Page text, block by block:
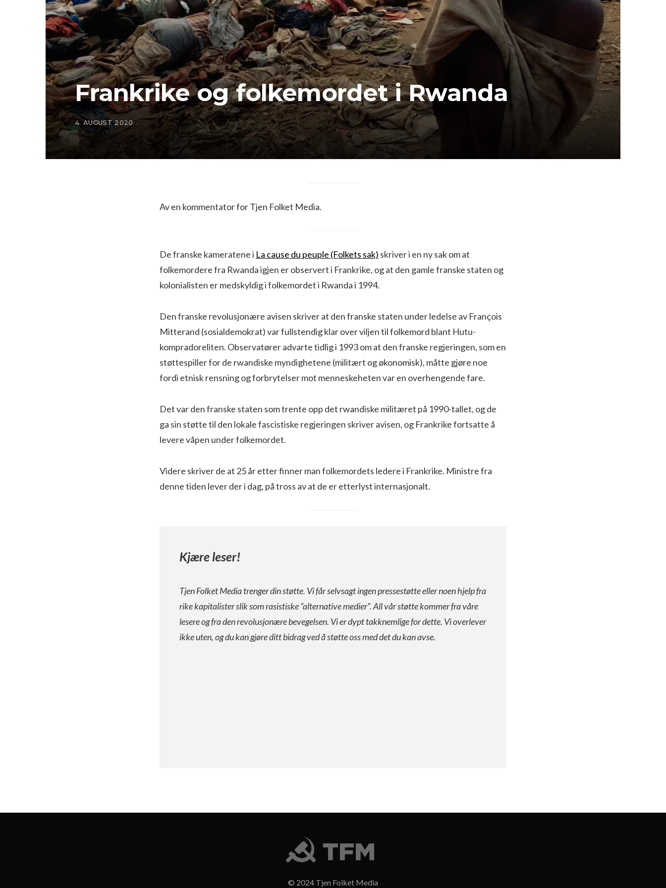
Frankrike og folkemordet i Rwanda
4. AUGUST 2020
Av en kommentator for Tjen Folket Media.
De franske kameratene i La cause du peuple (Folkets sak) skriver i en ny sak om at
folkemordere fra Rwanda igjen er observert i Frankrike, og at den gamle franske staten og
kolonialisten er medskyldig i folkemordet i Rwanda i 1994.
Den franske revolusjonære avisen skriver at den franske staten under ledelse av François
Mitterand (sosialdemokrat) var fullstendig klar over viljen til folkemord blant Hutu-
kompradoreliten. Observatører advarte tidlig i 1993 om at den franske regjeringen, som en
støttespiller for de rwandiske myndighetene (militært og økonomisk), måtte gjøre noe
fordi etnisk rensning og forbrytelser mot menneskeheten var en overhengende fare.
Det var den franske staten som trente opp det rwandiske militæret på 1990-tallet, og de
ga sin støtte til den lokale fascistiske regjeringen skriver avisen, og Frankrike fortsatte å
levere våpen under folkemordet.
Videre skriver de at 25 år etter finner man folkemordets ledere i Frankrike. Ministre fra
denne tiden lever der i dag, på tross av at de er etterlyst internasjonalt.
Kjære leser!
Tjen Folket Media trenger din støtte. Vi får selvsagt ingen pressestøtte eller noen hjelp fra
rike kapitalister slik som rasistiske “alternative medier”. All vår støtte kommer fra våre
lesere og fra den revolusjonære bevegelsen. Vi er dypt takknemlige for dette. Vi overlever
ikke uten, og du kan gjøre ditt bidrag ved å støtte oss med det du kan avse.
© 2024 Tjen Folket Media